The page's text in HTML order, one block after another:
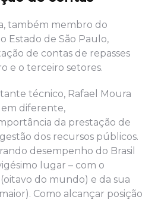
também membro do
Estado de São Paulo,
de contas de repasses
e o terceiro setores.
técnico, Rafael Moura
diferente,
da prestação de
dos recursos públicos.
desempenho do Brasil
lugar – com o
do mundo) e da sua
Como alcançar posição